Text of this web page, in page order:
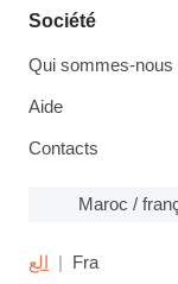
Société
Qui sommes-nous
Aide
Contacts
Maroc /
الع Fra